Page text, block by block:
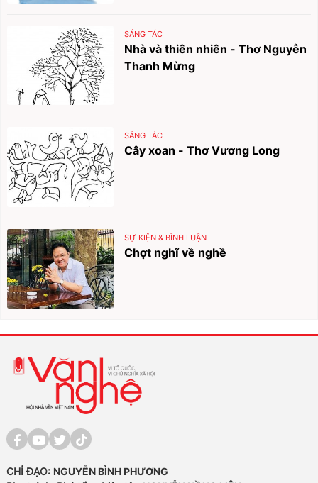
SÁNG TÁC
Nhà và thiên nhiên - Thơ Nguyễn
Thanh Mừng
SÁNG TÁC
Cây xoan - Thơ Vương Long
SỰ KIỆN & BÌNH LUẬN
Chợt nghĩ về nghề
CHỈ ĐẠO: NGUYỄN BÌNH PHƯƠNG